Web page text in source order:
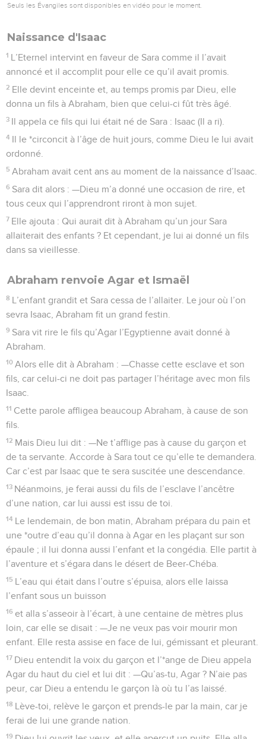
Seuls les Évangiles sont disponibles en vidéo pour le moment.
Naissance d'Isaac
1 L’Eternel intervint en faveur de Sara comme il l’avait
annoncé et il accomplit pour elle ce qu’il avait promis.
2 Elle devint enceinte et, au temps promis par Dieu, elle
donna un fils à Abraham, bien que celui-ci fût très âgé.
3 Il appela ce fils qui lui était né de Sara : Isaac (Il a ri).
4 Il le *circoncit à l’âge de huit jours, comme Dieu le lui avait
ordonné.
5 Abraham avait cent ans au moment de la naissance d’Isaac.
6 Sara dit alors : —Dieu m’a donné une occasion de rire, et
tous ceux qui l’apprendront riront à mon sujet.
7 Elle ajouta : Qui aurait dit à Abraham qu’un jour Sara
allaiterait des enfants ? Et cependant, je lui ai donné un fils
dans sa vieillesse.
Abraham renvoie Agar et Ismaël
8 L’enfant grandit et Sara cessa de l’allaiter. Le jour où l’on
sevra Isaac, Abraham fit un grand festin.
9 Sara vit rire le fils qu’Agar l’Egyptienne avait donné à
Abraham.
10 Alors elle dit à Abraham : —Chasse cette esclave et son
fils, car celui-ci ne doit pas partager l’héritage avec mon fils
Isaac.
11 Cette parole affligea beaucoup Abraham, à cause de son
fils.
12 Mais Dieu lui dit : —Ne t’afflige pas à cause du garçon et
de ta servante. Accorde à Sara tout ce qu’elle te demandera.
Car c’est par Isaac que te sera suscitée une descendance.
13 Néanmoins, je ferai aussi du fils de l’esclave l’ancêtre
d’une nation, car lui aussi est issu de toi.
14 Le lendemain, de bon matin, Abraham prépara du pain et
une *outre d’eau qu’il donna à Agar en les plaçant sur son
épaule ; il lui donna aussi l’enfant et la congédia. Elle partit à
l’aventure et s’égara dans le désert de Beer-Chéba.
15 L’eau qui était dans l’outre s’épuisa, alors elle laissa
l’enfant sous un buisson
16 et alla s’asseoir à l’écart, à une centaine de mètres plus
loin, car elle se disait : —Je ne veux pas voir mourir mon
enfant. Elle resta assise en face de lui, gémissant et pleurant.
17 Dieu entendit la voix du garçon et l’*ange de Dieu appela
Agar du haut du ciel et lui dit : —Qu’as-tu, Agar ? N’aie pas
peur, car Dieu a entendu le garçon là où tu l’as laissé.
18 Lève-toi, relève le garçon et prends-le par la main, car je
ferai de lui une grande nation.
19